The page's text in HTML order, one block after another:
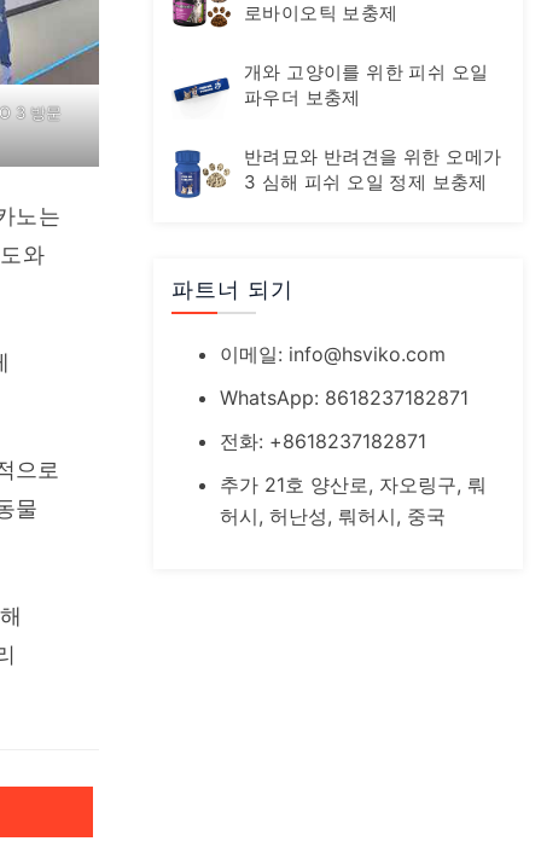
3 방문
노는
와
으로
물
로바이오틱 보충제
개와 고양이를 위한 피쉬 오일
파우더 보충제
반려묘와 반려견을 위한 오메가
3 심해 피쉬 오일 정제 보충제
파트너 되기
이메일: info@hsviko.com
WhatsApp: 8618237182871
전화: +8618237182871
추가 21호 양산로, 자오링구, 뤄
허시, 허난성, 뤄허시, 중국